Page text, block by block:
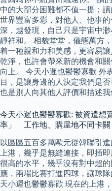
中的大部分困難都不值一提；
世界豐富多彩，對他人、他事
深，越發現，自己只是宇宙中
靜祥和。 相貌堂堂，儀態萬方
着一種親和力和美感，更容易
乾淨，也許會帶來新的機會和
向上。 今天小遲也鬱鬱寡歡 外
目，是讓身邊的人決定我們是
也是別人向其他人評價和描述我
今天小遲也鬱鬱寡歡: 被資遣想
率」 工作地、購屋地不同卡關
以區區五百多萬歐元從韓聯引
上港，幾乎是無縫連接，即插
很高的水平，幾乎沒有對中超
應，兩場比賽打進四球，讓球
天小遲也鬱鬱寡歡 現在的上港